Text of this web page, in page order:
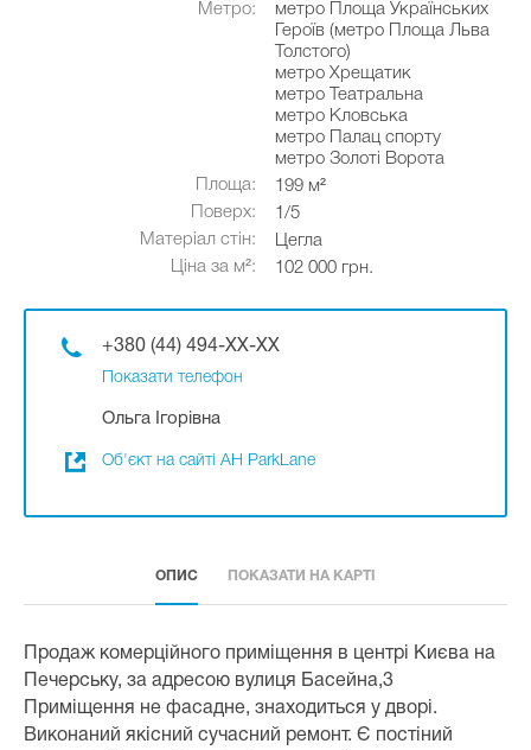
Метро:
метро Площа Українських
Героїв (метро Площа Льва
Толстого)
метро Хрещатик
метро Театральна
метро Кловська
метро Палац спорту
метро Золоті Ворота
Площа:
199 м²
Поверх:
1/5
Матеріал стін:
Цегла
Ціна за м²:
102 000 грн.
+380 (44) 494-XX-XX
Показати телефон
Ольга Ігорівна
Об'єкт на сайті АН ParkLane
ОПИС ПОКАЗАТИ НА КАРТІ
Продаж комерційного приміщення в центрі Києва на
Печерську, за адресою вулиця Басейна,3
Приміщення не фасадне, знаходиться у дворі.
Виконаний якісний сучасний ремонт. Є постіний